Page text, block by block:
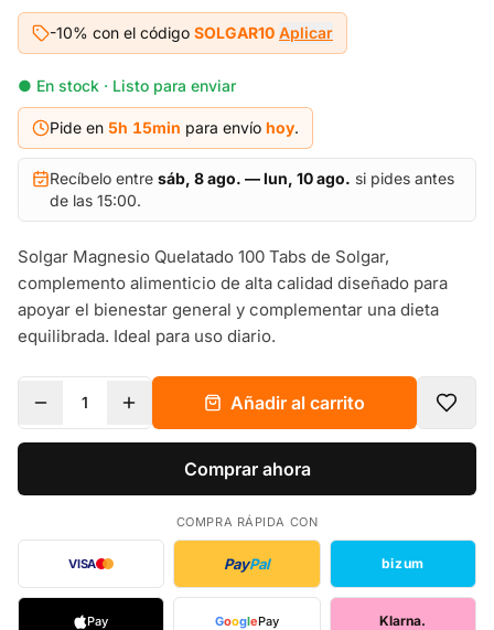
-10% con el código SOLGAR10 Aplicar
● En stock · Listo para enviar
Pide en 5h 15min para envío hoy.
Recíbelo entre sáb, 8 ago. — lun, 10 ago. si pides antes
de las 15:00.
Solgar Magnesio Quelatado 100 Tabs de Solgar,
complemento alimenticio de alta calidad diseñado para
apoyar el bienestar general y complementar una dieta
equilibrada. Ideal para uso diario.
1 Añadir al carrito
Comprar ahora
COMPRA RÁPIDA CON
VISA PayPal bizum
Pay GooglePay Klarna.